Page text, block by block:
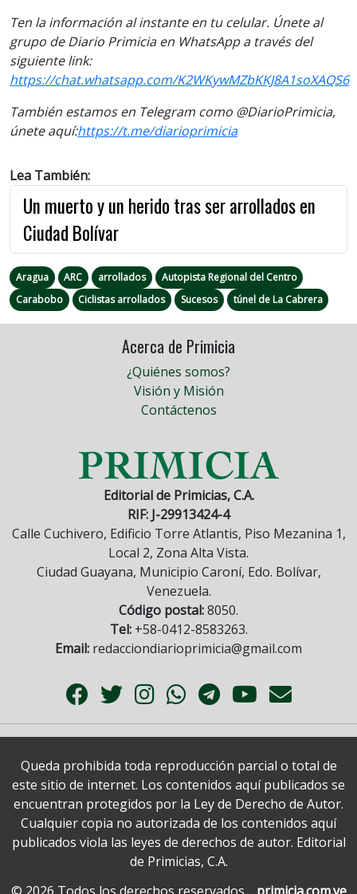
Ten la información al instante en tu celular. Únete al
grupo de Diario Primicia en WhatsApp a través del
siguiente link:
https://chat.whatsapp.com/K2WKywMZbKKJ8A1soXAQS6
También estamos en Telegram como @DiarioPrimicia,
únete aquí:https://t.me/diarioprimicia
Lea También:
Un muerto y un herido tras ser arrollados en
Ciudad Bolívar
Aragua ARC arrollados
Autopista Regional del Centro
Carabobo
Ciclistas arrollados Sucesos túnel de La Cabrera
Acerca de Primicia
¿Quiénes somos?
Visión y Misión
Contáctenos
Editorial de Primicias, C.A.
RIF: J-29913424-4
Calle Cuchivero, Edificio Torre Atlantis, Piso Mezanina 1,
Local 2, Zona Alta Vista.
Ciudad Guayana, Municipio Caroní, Edo. Bolívar,
Venezuela.
Código postal:8050.
Tel:+58-0412-8583263.
Email: redacciondiarioprimicia@gmail.com
Queda prohibida toda reproducción parcial o total de
este sitio de internet. Los contenidos aquí publicados se
encuentran protegidos por la Ley de Derecho de Autor.
Cualquier copia no autorizada de los contenidos aquí
publicados viola las leyes de derechos de autor. Editorial
de Primicias, C.A.